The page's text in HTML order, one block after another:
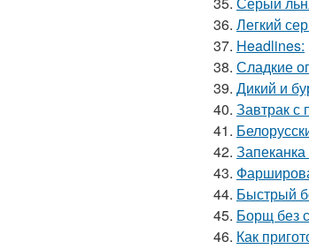
36. Легкий
37. Headlines:
38. Сладкие
39. Дикий и
40. Завтрак с
41.
42.
43.
44. Быстрый
45. Борщ без
46. Как